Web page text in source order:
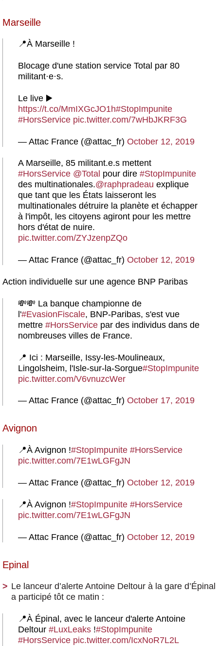
Marseille
📍À Marseille !
Blocage d'une station service Total par 80
militant·e·s.
Le live ▶️
https://t.co/MmIXGcJO1h#StopImpunite
#HorsService pic.twitter.com/7wHbJKRF3G
— Attac France (@attac_fr) October 12, 2019
A Marseille, 85 militant.e.s mettent
#HorsService @Total pour dire #StopImpunite
des multinationales.@raphpradeau explique
que tant que les États laisseront les
multinationales détruire la planète et échapper
à l'impôt, les citoyens agiront pour les mettre
hors d'état de nuire.
pic.twitter.com/ZYJzenpZQo
— Attac France (@attac_fr) October 12, 2019
Action individuelle sur une agence BNP Paribas
💸💸 La banque championne de
l'#EvasionFiscale, BNP-Paribas, s'est vue
mettre #HorsService par des individus dans de
nombreuses villes de France.
📍 Ici : Marseille, Issy-les-Moulineaux,
Lingolsheim, l'Isle-sur-la-Sorgue#StopImpunite
pic.twitter.com/V6vnuzcWer
— Attac France (@attac_fr) October 17, 2019
Avignon
📍À Avignon !#StopImpunite #HorsService
pic.twitter.com/7E1wLGFgJN
— Attac France (@attac_fr) October 12, 2019
📍À Avignon !#StopImpunite #HorsService
pic.twitter.com/7E1wLGFgJN
— Attac France (@attac_fr) October 12, 2019
Epinal
Le lanceur d’alerte Antoine Deltour à la gare d’Épinal
a participé tôt ce matin :
📍À Épinal, avec le lanceur d'alerte Antoine
Deltour #LuxLeaks !#StopImpunite
#HorsService pic.twitter.com/IcxNoR7L2L